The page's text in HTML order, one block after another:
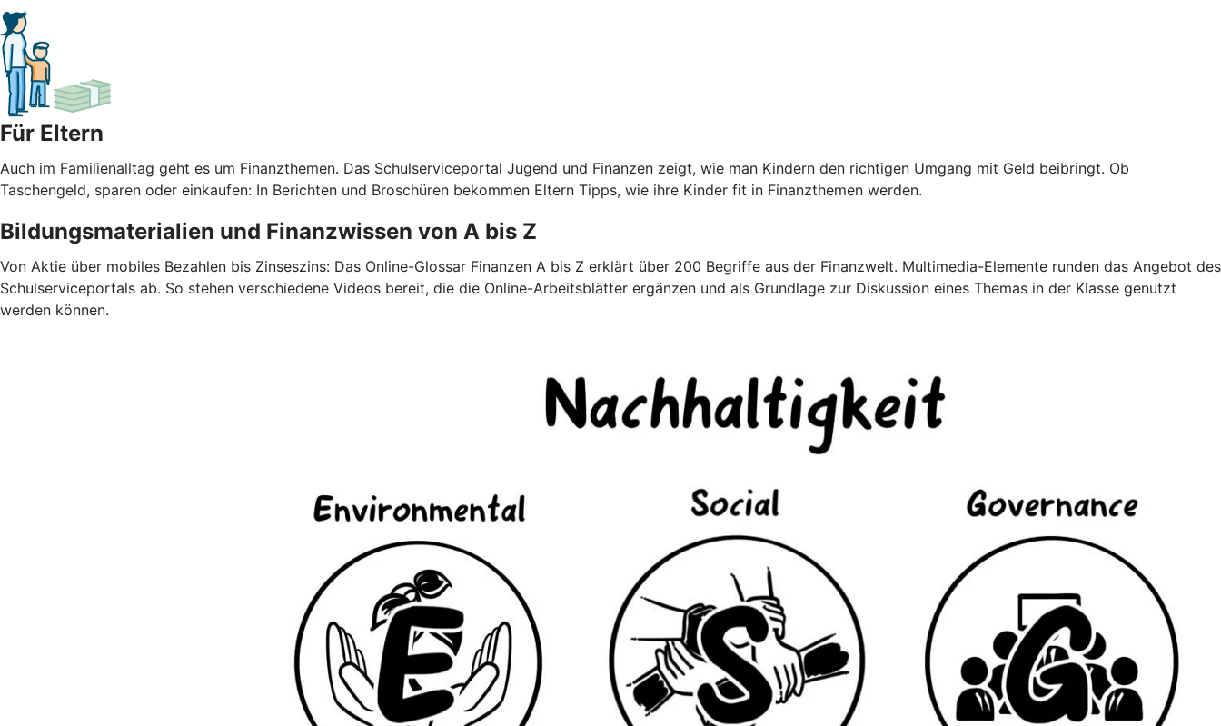
Für Eltern
Auch im Familienalltag geht es um Finanzthemen. Das Schulserviceportal Jugend und Finanzen zeigt, wie man Kindern den richtigen Umgang mit Geld beibringt. Ob
Taschengeld, sparen oder einkaufen: In Berichten und Broschüren bekommen Eltern Tipps, wie ihre Kinder fit in Finanzthemen werden.
Bildungsmaterialien und Finanzwissen von A bis Z
Von Aktie über mobiles Bezahlen bis Zinseszins: Das Online-Glossar Finanzen A bis Z erklärt über 200 Begriffe aus der Finanzwelt. Multimedia-Elemente runden das Angebot des
Schulserviceportals ab. So stehen verschiedene Videos bereit, die die Online-Arbeitsblätter ergänzen und als Grundlage zur Diskussion eines Themas in der Klasse genutzt
werden können.